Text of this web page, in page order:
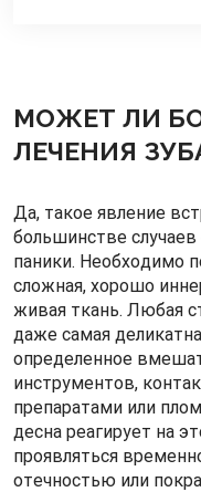
МОЖЕТ ЛИ
ЛЕЧЕНИЯ
Да, такое явление
большинстве
паники. Необходимо
сложная, хорошо
живая ткань. Любая
даже самая
определенное
инструментов,
препаратами или
десна реагирует на
проявляться
отечностью или